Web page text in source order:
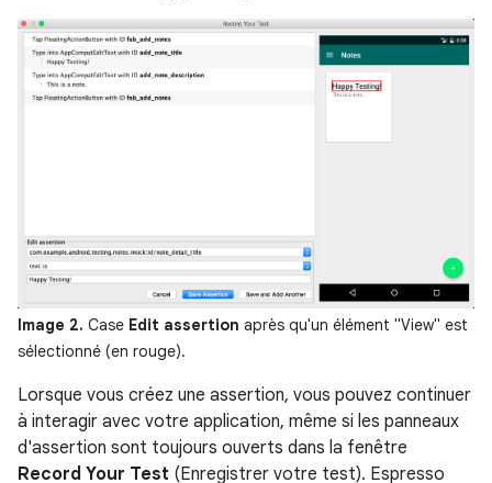
Image 2. Case Edit assertion après qu'un élément "View" est
sélectionné (en rouge).
Lorsque vous créez une assertion, vous pouvez continuer
à interagir avec votre application, même si les panneaux
d'assertion sont toujours ouverts dans la fenêtre
Record Your Test (Enregistrer votre test). Espresso